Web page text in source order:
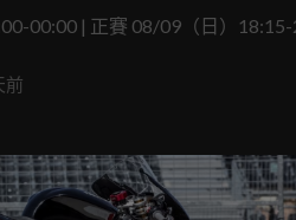
00:00 | 正賽 08/09（日）
前